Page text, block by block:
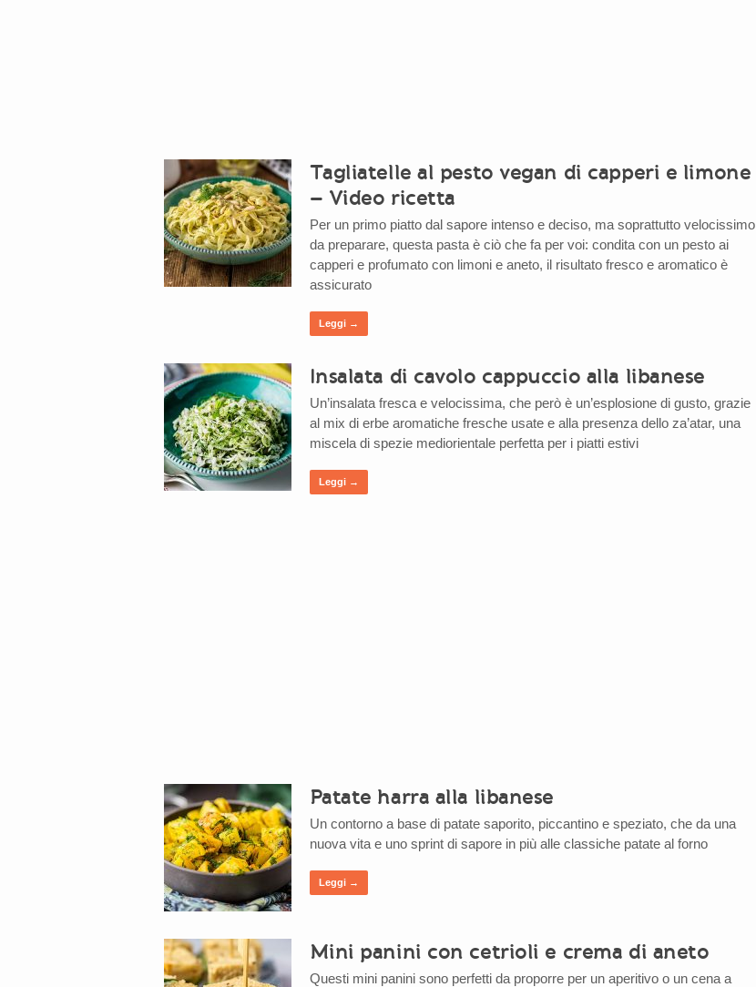
Tagliatelle al pesto vegan di capperi e limone
– Video ricetta
Per un primo piatto dal sapore intenso e deciso, ma soprattutto velocissimo
da preparare, questa pasta è ciò che fa per voi: condita con un pesto ai
capperi e profumato con limoni e aneto, il risultato fresco e aromatico è
assicurato
Leggi →
Insalata di cavolo cappuccio alla libanese
Un’insalata fresca e velocissima, che però è un’esplosione di gusto, grazie
al mix di erbe aromatiche fresche usate e alla presenza dello za’atar, una
miscela di spezie mediorientale perfetta per i piatti estivi
Leggi →
Patate harra alla libanese
Un contorno a base di patate saporito, piccantino e speziato, che da una
nuova vita e uno sprint di sapore in più alle classiche patate al forno
Leggi →
Mini panini con cetrioli e crema di aneto
Questi mini panini sono perfetti da proporre per un aperitivo o un cena a